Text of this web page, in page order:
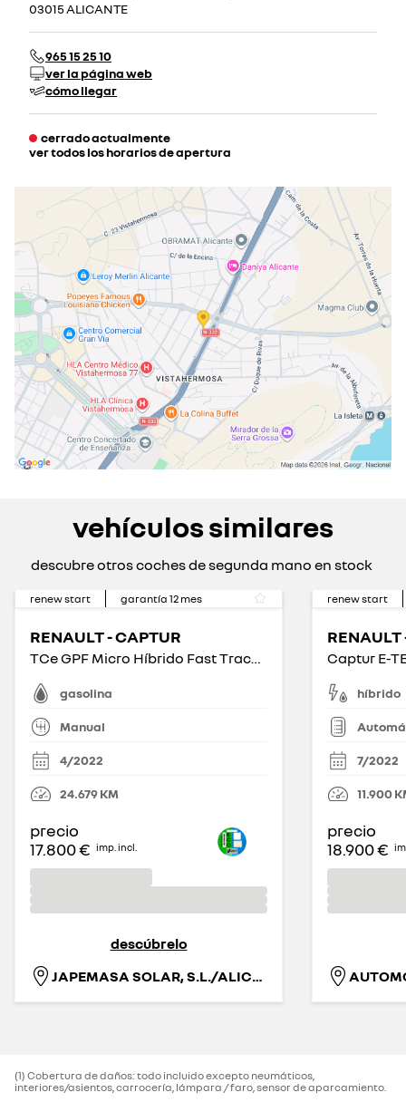
03015 ALICANTE
965 15 25 10
ver la página web
cómo llegar
cerrado actualmente
ver todos los horarios de apertura
martes
08:00 - 20:00
miércoles
08:00 - 20:00
jueves
08:00 - 20:00
viernes
08:00 - 20:00
sábado
09:30 - 13:30cerrado actualmente
cerrado el 15 ago 2026
domingo
cerrado actualmente
vehículos similares
descubre otros coches de segunda mano en stock
renew start garantía 12 mes
RENAULT - CAPTUR
TCe GPF Micro Híbrido Fast Track 103kW
gasolina
Manual
4/2022
24.679KM
precio
17.800 € imp. incl.
descúbrelo
JAPEMASA SOLAR, S.L./ALICANTE
renew start
RENAULT
híbrido
7/2022
11.900
precio
18.900 €
(1) Cobertura de daños: todo incluido excepto neumáticos,
interiores/asientos, carrocería, lámpara / faro, sensor de aparcamiento.‌